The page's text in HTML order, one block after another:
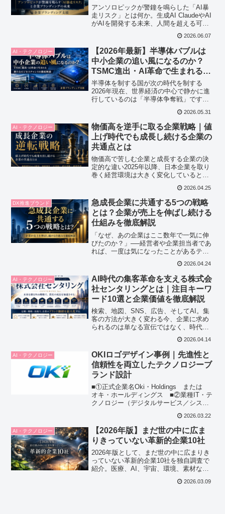
ブランディングの未来
アンソロピックが警鐘を鳴らした「AI暴
走リスク」とは何か。生成AI ClaudeやAI
がAIを開発する未来、人間を超える可能
性、企業ブランディングへの影響を徹底
解説。AI時代に信頼される企業になるた
めの考え方と対策を分かりやすく紹介し
ます。
2026.06.07
AI・テクノロジー
【2026年最新】半導体バブルは
中小企業の追い風になるのか？
TSMC進出・AI革命で生まれる新
たなビジネスチャンスを徹底解説
半導体を制する国が次の時代を制する
2026年現在、世界経済の中心で静かに進
行しているのは「半導体争奪戦」です。
やNVIDIAの株価上昇などが話題になりま
すが、その本質はもっと深いところにあ
ります。今、世...
2026.05.31
AI・テクノロジー
物価高を逆手に取る企業戦略｜値
上げ時代でも成長し続ける企業の
共通点とは
物価高で苦しむ企業と成長する企業の決
定的な違い2025年以降、日本企業を取り
巻く経営環境は大きく変化していると言
ギーコストの増加、物流費高騰、円安に
よる輸入負担増、人件費上昇など、企業
の利益を圧迫する要素...
2026.04.25
DX推進ブランド
急成長企業に共通する5つの戦略
とは？企業が売上を伸ばし続ける
仕組みを徹底解説
「なぜ、あの企業はここ数年で一気に伸
びたのか？」──経営者や企業担当者であ
れば、一度は気になったことがあるテー
も思うように売れない、広告費を増やし
ても利益率が改善しない、SNS運用を始
めても問い合わせに結...
2026.04.24
AI・テクノロジー
AI時代の集客革命を支える株式会
社センタリングとは｜注目キーワ
ード10選と企業価値を徹底解説
検索、地図、SNS、広告、そしてAI。集
客の方法が大きく変わる今、企業に求め
られるのは単なる宣伝ではなく、時代の
す。ここでは株式会社センタリングを象
徴する10のキーワードを軸に、同社がな
ぜ注目されるのかを...
2026.04.14
AI・テクノロジー
OKIロゴデザイン事例｜先進性と
信頼性を両立したテクノロジーブ
ランド設計
■①正式企業名Oki・Holdings または
オキ・ホールディングス ■②業種IT・テ
クノロジー（デジタルサービス／システ
進性」「スピード」「進化」を視覚的に
伝えることを主軸に設計しています。テ
クノロ...
2026.03.22
AI・テクノロジー
【2026年版】まだ世の中に広ま
りきっていない革新的企業10社
2026年版として、まだ世の中に広まりき
っていない革新的企業10社を独自調査で
紹介。医療、AI、宇宙、環境、素材など
ビスや技術、その可能性を詳しく解説し
2026.03.09